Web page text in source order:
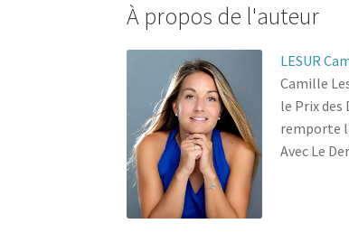
À propos de l'auteur
LESUR
Camille
le Prix des
remporte
Avec Le